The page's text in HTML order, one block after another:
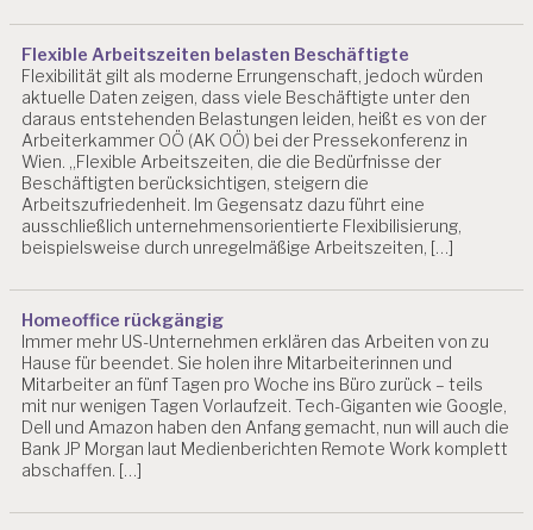
F
T
B
A
U
G
E
W
E
E
B
E
L
A
S
T
Flexible Arbeitszeiten belasten Beschäftigte
Flexibilität gilt als moderne Errungenschaft, jedoch würden
aktuelle Daten zeigen, dass viele Beschäftigte unter den
daraus entstehenden Belastungen leiden, heißt es von der
Arbeiterkammer OÖ (AK OÖ) bei der Pressekonferenz in
Wien. „Flexible Arbeitszeiten, die die Bedürfnisse der
Beschäftigten berücksichtigen, steigern die
Arbeitszufriedenheit. Im Gegensatz dazu führt eine
ausschließlich unternehmensorientierte Flexibilisierung,
beispielsweise durch unregelmäßige Arbeitszeiten, […]
Homeoffice rückgängig
Immer mehr US-Unternehmen erklären das Arbeiten von zu
Hause für beendet. Sie holen ihre Mitarbeiterinnen und
Mitarbeiter an fünf Tagen pro Woche ins Büro zurück – teils
mit nur wenigen Tagen Vorlaufzeit. Tech-Giganten wie Google,
Dell und Amazon haben den Anfang gemacht, nun will auch die
Bank JP Morgan laut Medienberichten Remote Work komplett
abschaffen. […]